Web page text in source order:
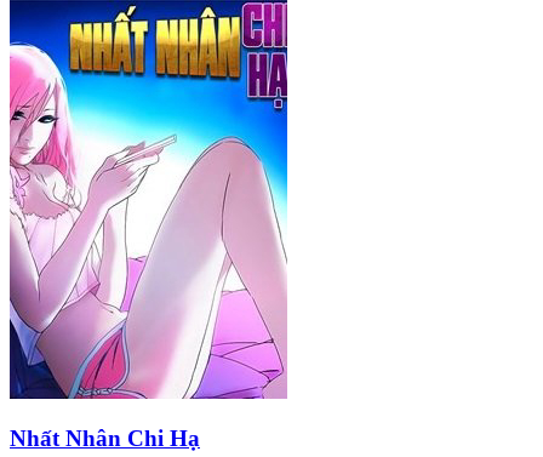
Nhất Nhân Chi Hạ